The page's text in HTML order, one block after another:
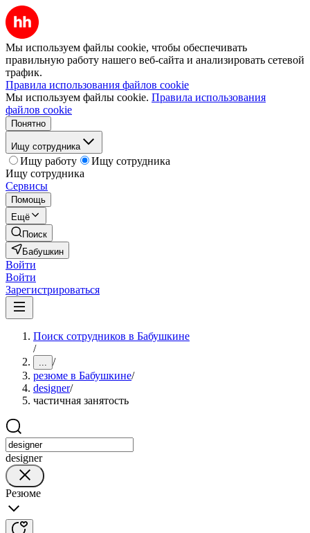
Мы используем файлы cookie, чтобы обеспечивать
правильную работу нашего веб-сайта и анализировать сетевой
трафик.
Правила использования файлов cookie
Мы используем файлы cookie. Правила использования
файлов cookie
Понятно
Ищу сотрудника
Ищу работу
Ищу сотрудника
Ищу сотрудника
Сервисы
Помощь
Ещё
Поиск
Бабушкин
Войти
Войти
Зарегистрироваться
Поиск сотрудников в Бабушкине
/
... /
резюме в Бабушкине/
designer/
частичная занятость
designer
Резюме